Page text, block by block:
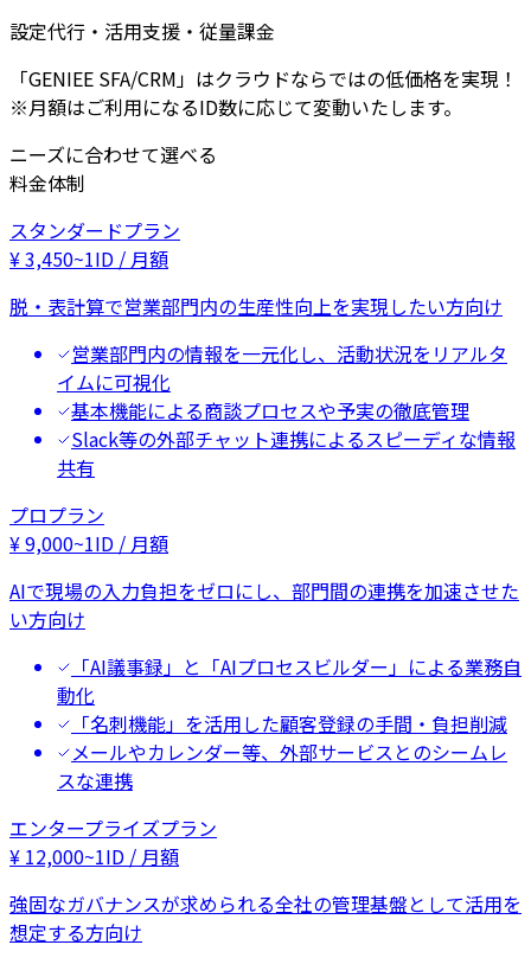
設定代行・活用支援・従量課金
「GENIEE SFA/CRM」はクラウドならではの低価格を実現！
※月額はご利用になるID数に応じて変動いたします。
ニーズに合わせて選べる
料金体制
スタンダードプラン
¥3,450~1ID / 月額
脱・表計算で営業部門内の生産性向上を実現したい方向け
営業部門内の情報を一元化し、活動状況をリアルタ
イムに可視化
基本機能による商談プロセスや予実の徹底管理
Slack等の外部チャット連携によるスピーディな情報
共有
プロプラン
¥9,000~1ID / 月額
AIで現場の入力負担をゼロにし、部門間の連携を加速させた
い方向け
「AI議事録」と「AIプロセスビルダー」による業務自
動化
「名刺機能」を活用した顧客登録の手間・負担削減
メールやカレンダー等、外部サービスとのシームレ
スな連携
エンタープライズプラン
¥ 12,000~1ID / 月額
強固なガバナンスが求められる全社の管理基盤として活用を
想定する方向け